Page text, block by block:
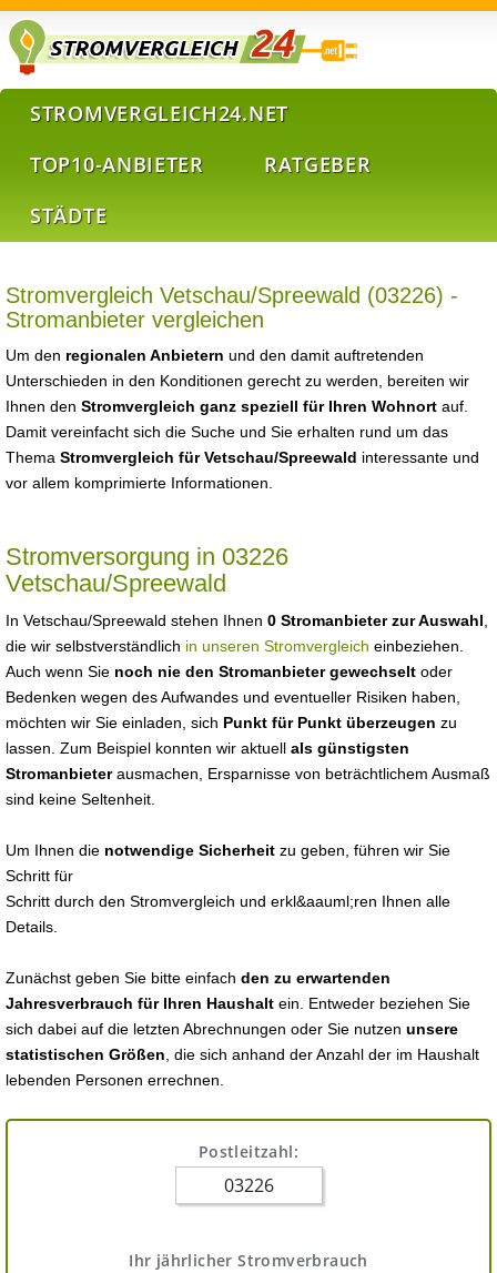
STROMVERGLEICH24.NET
TOP10-ANBIETER
RATGEBER
STÄDTE
Stromvergleich Vetschau/Spreewald (03226) -
Stromanbieter vergleichen
Um den regionalen Anbietern und den damit auftretenden
Unterschieden in den Konditionen gerecht zu werden, bereiten wir
Ihnen den Stromvergleich ganz speziell für Ihren Wohnort auf.
Damit vereinfacht sich die Suche und Sie erhalten rund um das
Thema Stromvergleich für Vetschau/Spreewald interessante und
vor allem komprimierte Informationen.
Stromversorgung in 03226
Vetschau/Spreewald
In Vetschau/Spreewald stehen Ihnen 0 Stromanbieter zur Auswahl
die wir selbstverständlich in unseren Stromvergleich einbeziehen.
Auch wenn Sie noch nie den Stromanbieter gewechselt oder
Bedenken wegen des Aufwandes und eventueller Risiken haben,
möchten wir Sie einladen, sich Punkt für Punkt überzeugen zu
lassen. Zum Beispiel konnten wir aktuell als günstigsten
Stromanbieterausmachen, Ersparnisse von beträchtlichem Ausmaß
sind keine Seltenheit.
Um Ihnen die notwendige Sicherheit zu geben, führen wir Sie
Schritt für
Schritt durch den Stromvergleich und erkl&aauml;ren Ihnen alle
Details.
Zunächst geben Sie bitte einfach den zu erwartenden
Jahresverbrauch für Ihren Haushalt ein. Entweder beziehen Sie
sich dabei auf die letzten Abrechnungen oder Sie nutzen unsere
statistischen Größen , die sich anhand der Anzahl der im Haushalt
lebenden Personen errechnen.
Postleitzahl:
Ihr jährlicher Stromverbrauch